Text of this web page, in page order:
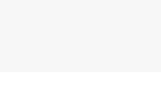
Звук — помощник для
колыбельные и белый